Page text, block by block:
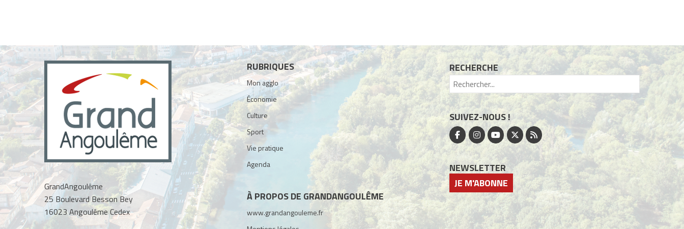
GrandAngoulême
25 Boulevard Besson Bey
16023 Angoulême Cedex
RUBRIQUES
Mon agglo
Économie
Culture
Sport
Vie pratique
Agenda
À PROPOS DE GRANDANGOULÊME
www.grandangouleme.fr
RECHERCHE
SUIVEZ-NOUS !
NEWSLETTER
JE M'ABONNE